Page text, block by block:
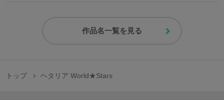
作品名一覧を見る
トップ ヘタリア World★Stars